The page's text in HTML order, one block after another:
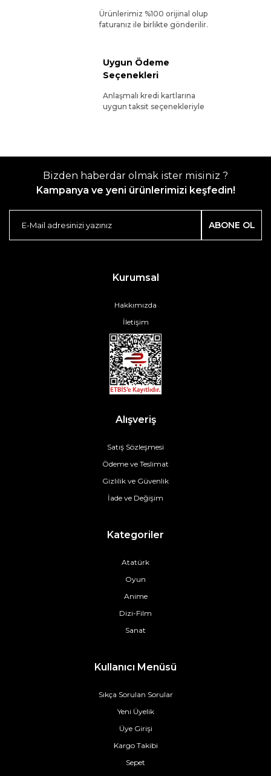
Ürünlerimiz %100 orijinal olup
faturanız ile birlikte gönderilir.
Uygun Ödeme
Seçenekleri
Anlaşmalı kredi kartlarına
uygun taksit seçenekleriyle
Bizden haberdar olmak ister misiniz ?
Kampanya ve yeni ürünlerimizi keşfedin!
ABONE OL
Kurumsal
Hakkımızda
İletişim
Alışveriş
Satış Sözleşmesi
Ödeme ve Teslimat
Gizlilik ve Güvenlik
İade ve Değişim
Kategoriler
Atatürk
Oyun
Anime
Dizi-Film
Sanat
Kullanıcı Menüsü
Sıkça Sorulan Sorular
Yeni Üyelik
Üye Girişi
Kargo Takibi
Sepet